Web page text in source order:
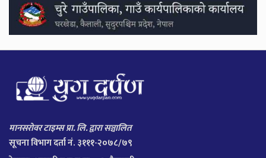
मानसरोवर टाइम्स प्रा. लि. द्वारा सञ्चालित
सूचना विभाग दर्ता नं. ३१११-२०७८/७९